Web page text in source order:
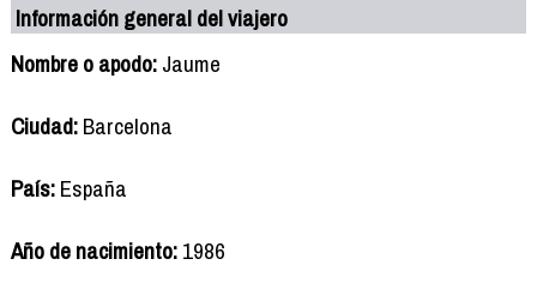
Información general del viajero
Nombre o apodo:Jaume
Ciudad:Barcelona
País:España
Año de nacimiento:1986